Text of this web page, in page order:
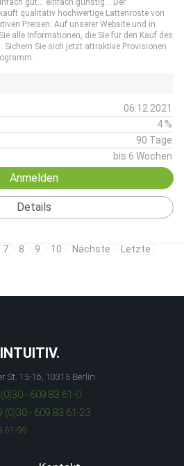
gut... einfach günstig... Der
qualitativ hochwertige Lattenroste von
Preisen. Auf unserer Website und in
alle Informationen, die Sie für den Kauf des
Sichern Sie sich jetzt attraktive Provisionen
06.12.2021
4 %
90 Tage
bis 6 Wochen
Anmelden
Details
7 8 9 10 Nächste Letzte
St. 15-16, 10315 Berlin
- 609 83 61-0
(0)30 - 609 83 61-23
61-99